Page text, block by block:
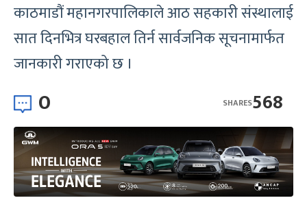
काठमाडौं महानगरपालिकाले आठ सहकारी संस्थालाई
सात दिनभित्र घरबहाल तिर्न सार्वजनिक सूचनामार्फत
जानकारी गराएको छ ।
0 568
SHARES